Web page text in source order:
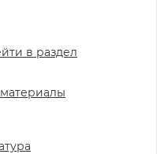
в раздел